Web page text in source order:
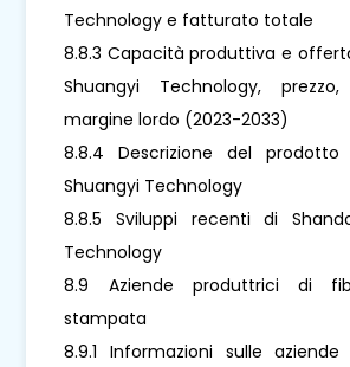
Technology e fatturato totale
8.8.3 Capacità produttiva e
Shuangyi Technology,
margine lordo (2023-2033)
8.8.4 Descrizione del prodotto
Shuangyi Technology
8.8.5 Sviluppi recenti di
Technology
8.9 Aziende produttrici di
stampata
8.9.1 Informazioni sulle